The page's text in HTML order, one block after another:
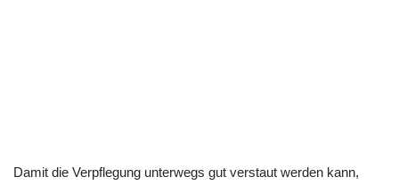
Damit die Verpflegung unterwegs gut verstaut werden kann,